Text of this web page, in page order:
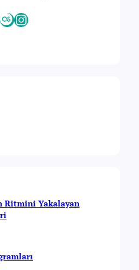
Last.fmInstagram
Ritmini Yakalayan